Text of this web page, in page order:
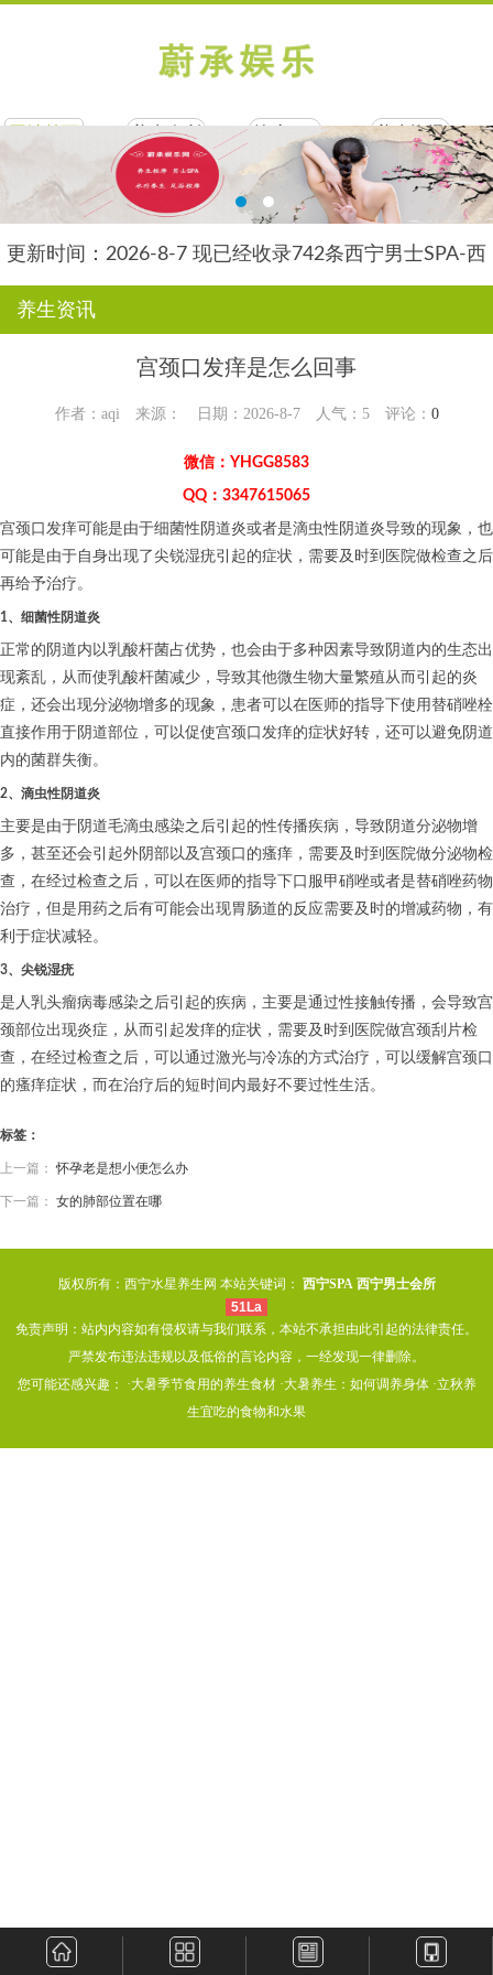
养生会所 按摩SPA
养生资讯
网站合作
更新时间：2026-8-7 现已经收录742条西宁男士SPA-西
养生资讯
宫颈口发痒是怎么回事
作者：aqi 来源： 日期：2026-8-7 人气： 5评论： 0
微信：YHGG8583
QQ：3347615065
宫颈口发痒可能是由于细菌性阴道炎或者是滴虫性阴道炎导致的现象，也
可能是由于自身出现了尖锐湿疣引起的症状，需要及时到医院做检查之后
再给予治疗。
1、细菌性阴道炎
正常的阴道内以乳酸杆菌占优势，也会由于多种因素导致阴道内的生态出
现紊乱，从而使乳酸杆菌减少，导致其他微生物大量繁殖从而引起的炎
症，还会出现分泌物增多的现象，患者可以在医师的指导下使用替硝唑栓
直接作用于阴道部位，可以促使宫颈口发痒的症状好转，还可以避免阴道
内的菌群失衡。
2、滴虫性阴道炎
主要是由于阴道毛滴虫感染之后引起的性传播疾病，导致阴道分泌物增
多，甚至还会引起外阴部以及宫颈口的瘙痒，需要及时到医院做分泌物检
查，在经过检查之后，可以在医师的指导下口服甲硝唑或者是替硝唑药物
治疗，但是用药之后有可能会出现胃肠道的反应需要及时的增减药物，有
利于症状减轻。
3、尖锐湿疣
是人乳头瘤病毒感染之后引起的疾病，主要是通过性接触传播，会导致宫
颈部位出现炎症，从而引起发痒的症状，需要及时到医院做宫颈刮片检
查，在经过检查之后，可以通过激光与冷冻的方式治疗，可以缓解宫颈口
的瘙痒症状，而在治疗后的短时间内最好不要过性生活。
标签：
上一篇：怀孕老是想小便怎么办
下一篇： 女的肺部位置在哪
版权所有：西宁水星养生网 本站关键词： 西宁SPA 西宁男士会所
51La
免责声明：站内内容如有侵权请与我们联系，本站不承担由此引起的法律责任。
严禁发布违法违规以及低俗的言论内容，一经发现一律删除。
您可能还感兴趣： ·大暑季节食用的养生食材·大暑养生：如何调养身体·立秋养
生宜吃的食物和水果